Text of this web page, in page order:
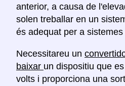
anterior, a causa de
solen treballar en un
és adequat per a
Necessitareu un
baixar un dispositiu que
volts i proporciona una